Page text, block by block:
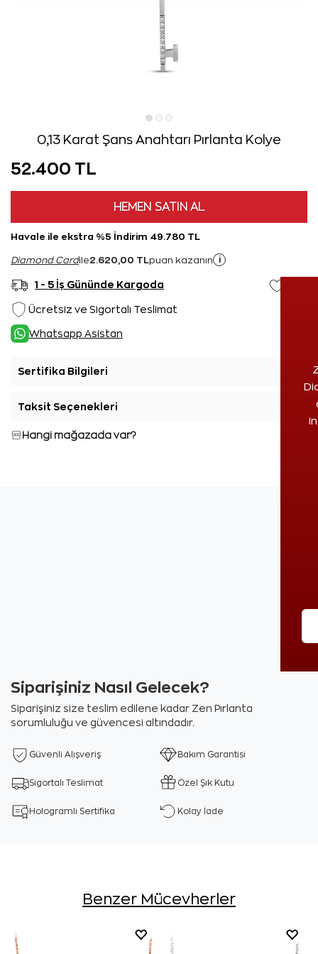
0,13 Karat Şans Anahtarı Pırlanta Kolye
52.400 TL
HEMEN SATIN AL
Havale ile ekstra %5 İndirim 49.780 TL
Diamond Cardile2.620,00 TL puan kazanın i
1 - 5 İş Gününde Kargoda
Ücretsiz ve Sigortalı Teslimat
Whatsapp Asistan
Sertifika Bilgileri
Taksit Seçenekleri
Hangi mağazada var?
Siparişiniz Nasıl Gelecek?
Siparişiniz size teslim edilene kadar Zen Pırlanta
sorumluluğu ve güvencesi altındadır.
Güvenli Alışveriş Bakım Garantisi
Sigortalı Teslimat Özel Şık Kutu
Hologramlı Sertifika Kolay İade
Benzer Mücevherler